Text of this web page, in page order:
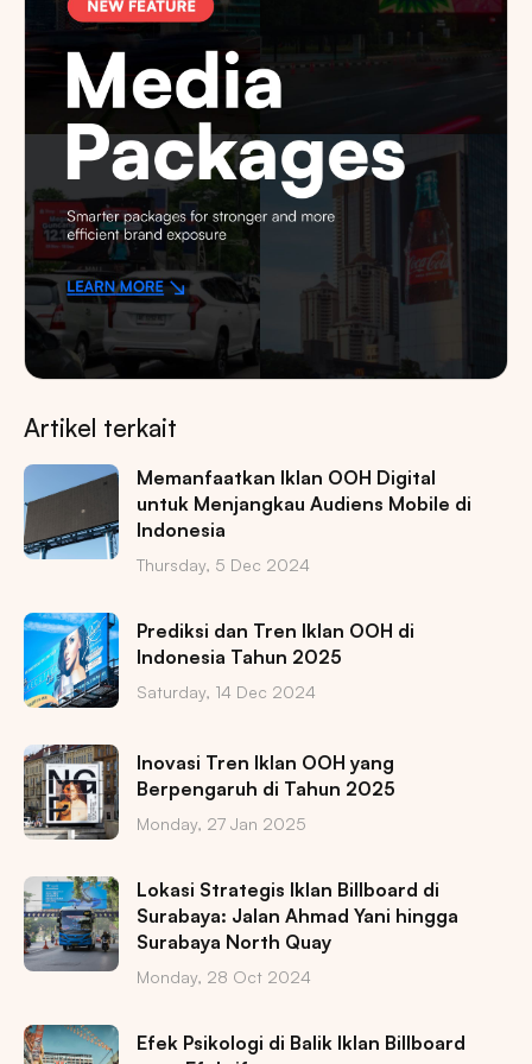
Artikel terkait
Memanfaatkan Iklan OOH Digital
untuk Menjangkau Audiens Mobile di
Indonesia
Thursday, 5 Dec 2024
Prediksi dan Tren Iklan OOH di
Indonesia Tahun 2025
Saturday, 14 Dec 2024
Inovasi Tren Iklan OOH yang
Berpengaruh di Tahun 2025
Monday, 27 Jan 2025
Lokasi Strategis Iklan Billboard di
Surabaya: Jalan Ahmad Yani hingga
Surabaya North Quay
Monday, 28 Oct 2024
Efek Psikologi di Balik Iklan Billboard